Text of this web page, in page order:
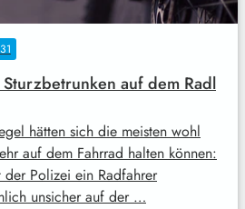
auf dem Radl
hätten sich die meisten wohl
auf dem Fahrrad halten können:
der Polizei ein Radfahrer
unsicher auf der …